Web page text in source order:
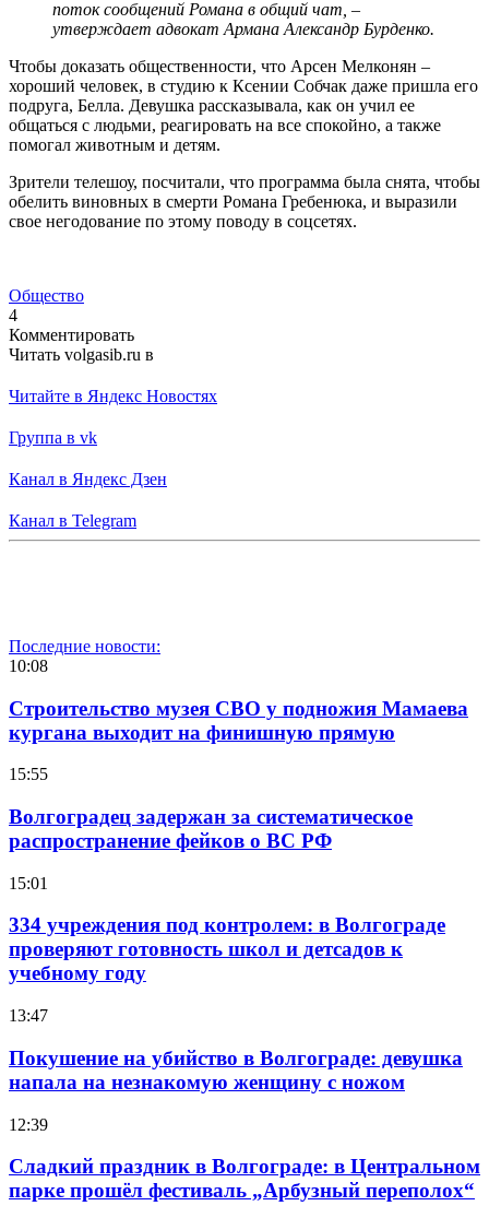
поток сообщений Романа в общий чат, –
утверждает адвокат Армана Александр Бурденко.
Чтобы доказать общественности, что Арсен Мелконян –
хороший человек, в студию к Ксении Собчак даже пришла его
подруга, Белла. Девушка рассказывала, как он учил ее
общаться с людьми, реагировать на все спокойно, а также
помогал животным и детям.
Зрители телешоу, посчитали, что программа была снята, чтобы
обелить виновных в смерти Романа Гребенюка, и выразили
свое негодование по этому поводу в соцсетях.
Общество
4
Комментировать
Читать volgasib.ru в
Читайте в Яндекс Новостях
Группа в vk
Канал в Яндекс Дзен
Канал в Telegram
Последние новости:
10:08
Строительство музея СВО у подножия Мамаева
кургана выходит на финишную прямую
15:55
Волгоградец задержан за систематическое
распространение фейков о ВС РФ
15:01
334 учреждения под контролем: в Волгограде
проверяют готовность школ и детсадов к
учебному году
13:47
Покушение на убийство в Волгограде: девушка
напала на незнакомую женщину с ножом
12:39
Сладкий праздник в Волгограде: в Центральном
парке прошёл фестиваль „Арбузный переполох“